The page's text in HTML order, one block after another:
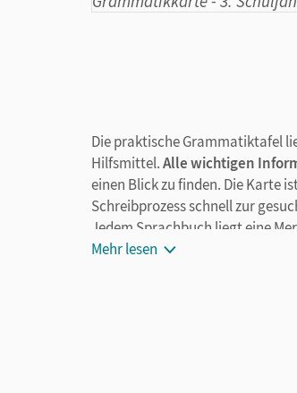
Die praktische Grammatiktafel
Hilfsmittel.Alle wichtigen
einen Blick zu finden. Die Karte
Schreibprozess schnell zur
Jedem Sprachbuch liegt eine
Mehr lesen